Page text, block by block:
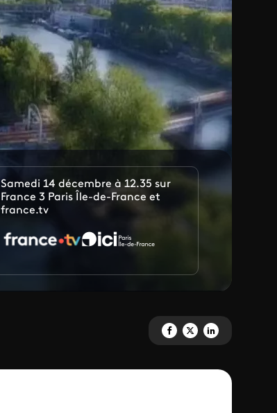
Samedi 14 décembre à 12.35 sur
France 3 Paris Île-de-France et
france.tv
Partagez 'Parigo ' sur Facebook
Partagez 'Parigo ' sur X
Partagez 'Parigo '